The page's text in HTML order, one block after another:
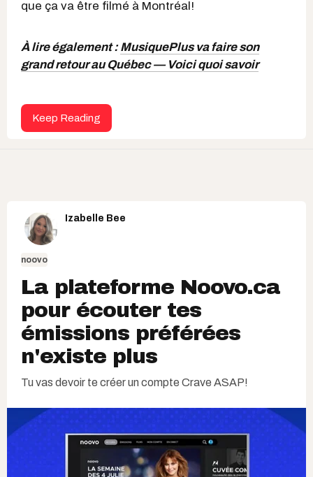
que ça va être filmé à Montréal!
À lire également :MusiquePlus va faire son
grand retour au Québec — Voici quoi savoir
Keep Reading
Izabelle Bee
noovo
La plateforme Noovo.ca
pour écouter tes
émissions préférées
n'existe plus
Tu vas devoir te créer un compte Crave ASAP!